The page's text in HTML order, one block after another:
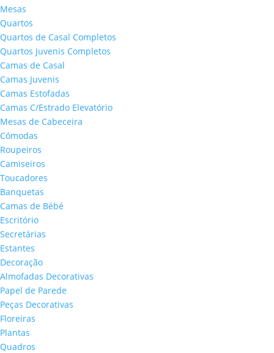
Mesas
Quartos
Quartos de Casal Completos
Quartos Juvenis Completos
Camas de Casal
Camas Juvenis
Camas Estofadas
Camas C/Estrado Elevatório
Mesas de Cabeceira
Cómodas
Roupeiros
Camiseiros
Toucadores
Banquetas
Camas de Bébé
Escritório
Secretárias
Estantes
Decoração
Almofadas Decorativas
Papel de Parede
Peças Decorativas
Floreiras
Plantas
Quadros